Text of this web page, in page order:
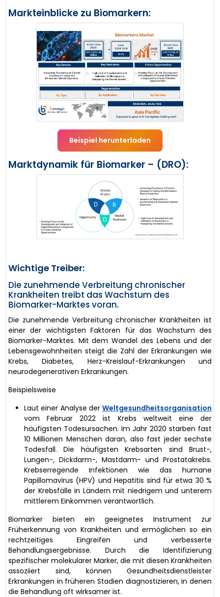
Markteinblicke zu Biomarkern:
Beispiel herunterladen
Marktdynamik für Biomarker – (DRO):
Wichtige Treiber:
Die zunehmende Verbreitung chronischer
Krankheiten treibt das Wachstum des
Biomarker-Marktes voran.
Die zunehmende Verbreitung chronischer Krankheiten ist
einer der wichtigsten Faktoren für das Wachstum des
Biomarker-Marktes. Mit dem Wandel des Lebens und der
Lebensgewohnheiten steigt die Zahl der Erkrankungen wie
Krebs, Diabetes, Herz-Kreislauf-Erkrankungen und
neurodegenerativen Erkrankungen.
Beispielsweise
Laut einer Analyse der Weltgesundheitsorganisation
vom Februar 2022 ist Krebs weltweit eine der
häufigsten Todesursachen. Im Jahr 2020 starben fast
10 Millionen Menschen daran, also fast jeder sechste
Todesfall. Die häufigsten Krebsarten sind Brust-,
Lungen-, Dickdarm-, Mastdarm- und Prostatakrebs.
Krebserregende Infektionen wie das humane
Papillomavirus (HPV) und Hepatitis sind für etwa 30 %
der Krebsfälle in Ländern mit niedrigem und unterem
mittlerem Einkommen verantwortlich.
Biomarker bieten ein geeignetes Instrument zur
Früherkennung von Krankheiten und ermöglichen so ein
rechtzeitiges Eingreifen und verbesserte
Behandlungsergebnisse. Durch die Identifizierung
spezifischer molekularer Marker, die mit diesen Krankheiten
assoziiert sind, können Gesundheitsdienstleister
Erkrankungen in früheren Stadien diagnostizieren, in denen
die Behandlung oft wirksamer ist.